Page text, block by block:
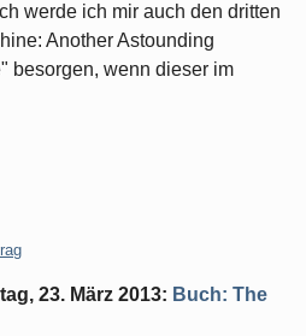
werde ich mir auch den dritten
Another Astounding
besorgen, wenn dieser im
23. März 2013: Buch: The